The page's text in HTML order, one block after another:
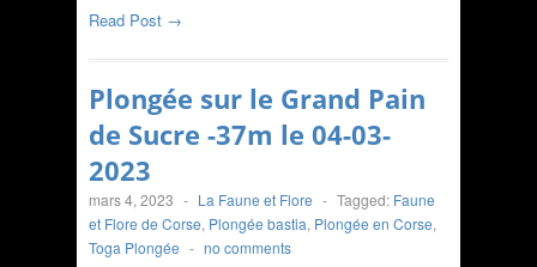
Read Post →
Plongée sur le Grand Pain
de Sucre -37m le 04-03-
2023
mars 4, 2023 - La Faune et Flore - Tagged: Faune
et Flore de Corse, Plongée bastia, Plongée en Corse,
Toga Plongée - no comments